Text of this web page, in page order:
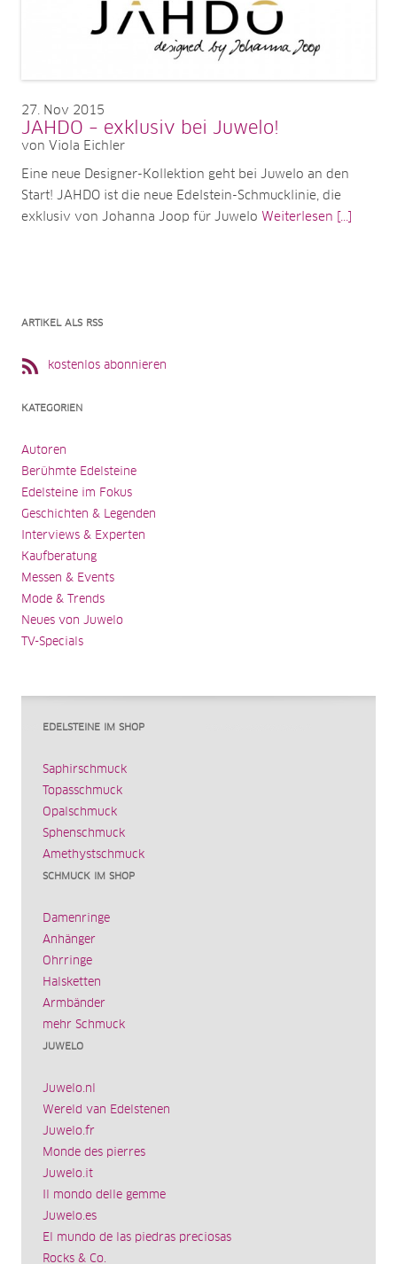
27 Nov 2015
JAHDO – exklusiv bei Juwelo!
von Viola Eichler
Eine neue Designer-Kollektion geht bei Juwelo an den
Start! JAHDO ist die neue Edelstein-Schmucklinie, die
exklusiv von Johanna Joop für Juwelo Weiterlesen [...]
ARTIKEL ALS RSS
kostenlos abonnieren
KATEGORIEN
Autoren
Berühmte Edelsteine
Edelsteine im Fokus
Geschichten & Legenden
Interviews & Experten
Kaufberatung
Messen & Events
Mode & Trends
Neues von Juwelo
TV-Specials
EDELSTEINE IM SHOP
Saphirschmuck
Topasschmuck
Opalschmuck
Sphenschmuck
Amethystschmuck
SCHMUCK IM SHOP
Damenringe
Anhänger
Ohrringe
Halsketten
Armbänder
mehr Schmuck
JUWELO
Juwelo.nl
Wereld van Edelstenen
Juwelo.fr
Monde des pierres
Juwelo.it
Il mondo delle gemme
Juwelo.es
El mundo de las piedras preciosas
Rocks & Co.